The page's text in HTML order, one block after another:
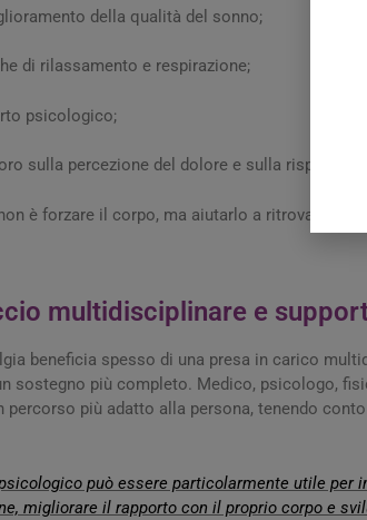
della qualità del sonno;
di rilassamento e respirazione;
psicologico;
sulla percezione del dolore e sulla risposta
è forzare il corpo, ma aiutarlo a ritrovare
multidisciplinare e
beneficia spesso di una presa in carico
sostegno più completo. Medico, psicologo,
percorso più adatto alla persona, tenendo
può essere particolarmente utile per
migliorare il rapporto con il proprio corpo e